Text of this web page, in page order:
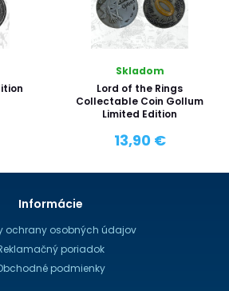
Skladom
Lord of the Rings
Collectable Coin Gollum
Limited Edition
13,90 €
Informácie
ochrany osobných údajov
poriadok
podmienky